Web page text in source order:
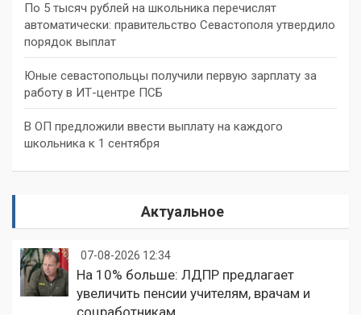
По 5 тысяч рублей на школьника перечислят
автоматически: правительство Севастополя утвердило
порядок выплат
Юные севастопольцы получили первую зарплату за
работу в ИТ-центре ПСБ
В ОП предложили ввести выплату на каждого
школьника к 1 сентября
Актуальное
07-08-2026 12:34
На 10% больше: ЛДПР предлагает
увеличить пенсии учителям, врачам и